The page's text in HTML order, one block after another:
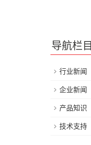
导航栏目
行业新闻
企业新闻
产品知识
技术支持